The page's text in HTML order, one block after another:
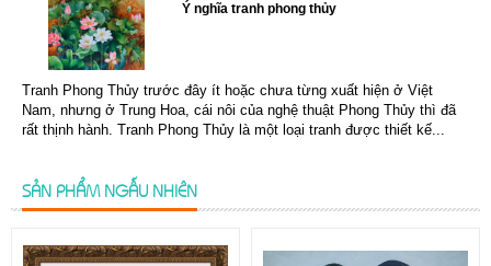
Ý nghĩa tranh phong thủy
Tranh Phong Thủy trước đây ít hoặc chưa từng xuất hiện ở Việt
Nam, nhưng ở Trung Hoa, cái nôi của nghệ thuật Phong Thủy thì đã
rất thịnh hành. Tranh Phong Thủy là một loại tranh được thiết kế...
SẢN PHẨM NGẪU NHIÊN